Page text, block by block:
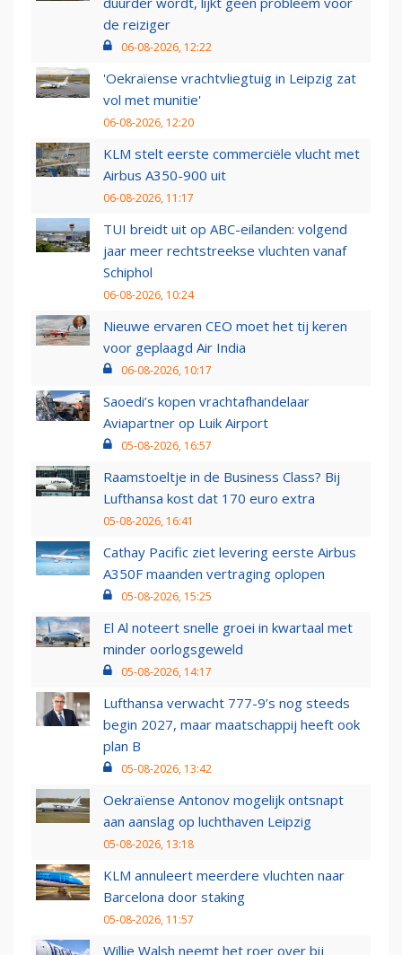
de reiziger
06-08-2026, 12:22
'Oekraïense vrachtvliegtuig in Leipzig zat
vol met munitie'
06-08-2026, 12:20
KLM stelt eerste commerciële vlucht met
Airbus A350-900 uit
06-08-2026, 11:17
TUI breidt uit op ABC-eilanden: volgend
jaar meer rechtstreekse vluchten vanaf
Schiphol
06-08-2026, 10:24
Nieuwe ervaren CEO moet het tij keren
voor geplaagd Air India
06-08-2026, 10:17
Saoedi’s kopen vrachtafhandelaar
Aviapartner op Luik Airport
05-08-2026, 16:57
Raamstoeltje in de Business Class? Bij
Lufthansa kost dat 170 euro extra
05-08-2026, 16:41
Cathay Pacific ziet levering eerste Airbus
A350F maanden vertraging oplopen
05-08-2026, 15:25
El Al noteert snelle groei in kwartaal met
minder oorlogsgeweld
05-08-2026, 14:17
Lufthansa verwacht 777-9’s nog steeds
begin 2027, maar maatschappij heeft ook
plan B
05-08-2026, 13:42
Oekraïense Antonov mogelijk ontsnapt
aan aanslag op luchthaven Leipzig
05-08-2026, 13:18
KLM annuleert meerdere vluchten naar
Barcelona door staking
05-08-2026, 11:57
Willie Walsh neemt het roer over bij